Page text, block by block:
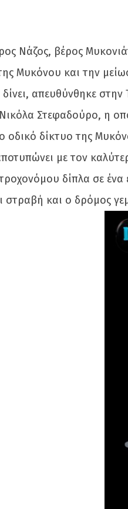
Νάζος, βέρος
Μυκόνου και την
απευθύνθηκε στην
Στεφαδούρο, η
οδικό δίκτυο της
με τον
δίπλα σε ένα
στραβή και ο δρόμος